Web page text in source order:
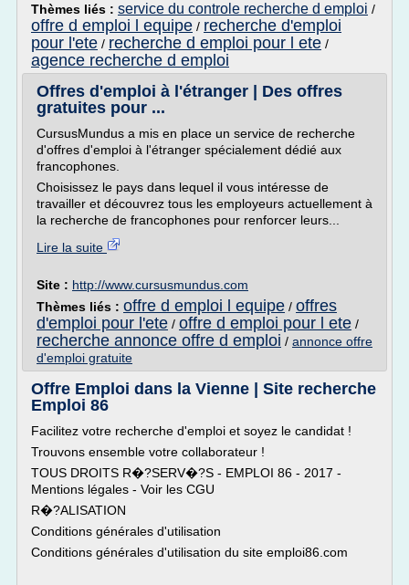
Thèmes liés : service du controle recherche d emploi /
offre d emploi l equipe / recherche d'emploi
pour l'ete / recherche d emploi pour l ete /
agence recherche d emploi
Offres d'emploi à l'étranger | Des offres
gratuites pour ...
CursusMundus a mis en place un service de recherche
d'offres d'emploi à l'étranger spécialement dédié aux
francophones.
Choisissez le pays dans lequel il vous intéresse de
travailler et découvrez tous les employeurs actuellement à
la recherche de francophones pour renforcer leurs...
Lire la suite
Site : http://www.cursusmundus.com
Thèmes liés : offre d emploi l equipe / offres
d'emploi pour l'ete / offre d emploi pour l ete /
recherche annonce offre d emploi / annonce offre
d'emploi gratuite
Offre Emploi dans la Vienne | Site recherche
Emploi 86
Facilitez votre recherche d'emploi et soyez le candidat !
Trouvons ensemble votre collaborateur !
TOUS DROITS R�?SERV�?S - EMPLOI 86 - 2017 -
Mentions légales - Voir les CGU
R�?ALISATION
Conditions générales d'utilisation
Conditions générales d'utilisation du site emploi86.com